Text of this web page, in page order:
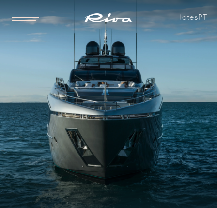
Iates PT
Padrão Opcional